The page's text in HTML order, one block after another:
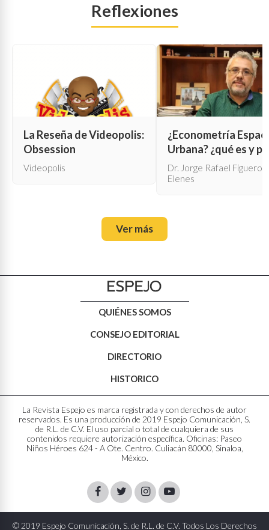
Reflexiones
La Reseña de Videopolis:
Obsession
Videopolis
¿Econometría
Urbana? ¿qué es y
qué sirve?
Dr. Jorge Rafael Figueroa
Elenes
Ver más
QUIÉNES SOMOS
CONSEJO EDITORIAL
DIRECTORIO
HISTORICO
La Revista Espejo es marca registrada y con derechos de autor
reservados. Es una producción de 2019 Espejo Comunicación, S.
de R.L. de C.V. El uso parcial o total de cualquiera de sus
contenidos requiere autorización específica. Oficinas: Paseo
Niños Héroes 624 - A Ote. Centro. Culiacán 80000, Sinaloa,
México.
FacebookTwitterInstagram
Youtube
© 2019 Espejo Comunicación, S. de R.L. de C.V. Todos Los Derechos